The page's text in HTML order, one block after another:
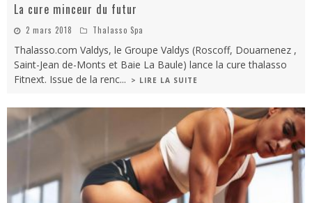
La cure minceur du futur
2 mars 2018 Thalasso Spa
Thalasso.com Valdys, le Groupe Valdys (Roscoff, Douarnenez ,
Saint-Jean de-Monts et Baie La Baule) lance la cure thalasso
Fitnext. Issue de la renc... > LIRE LA SUITE